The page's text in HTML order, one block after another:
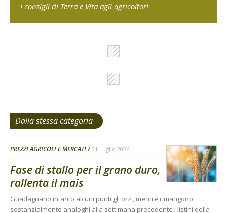
I consigli di Terra e Vita agli agricoltori
Dalla stessa categoria
PREZZI AGRICOLI E MERCATI 31 Luglio 2026
Fase di stallo per il grano duro,
rallenta il mais
Guadagnano intanto alcuni punti gli orzi, mentre rimangono
sostanzialmente analoghi alla settimana precedente i listini della